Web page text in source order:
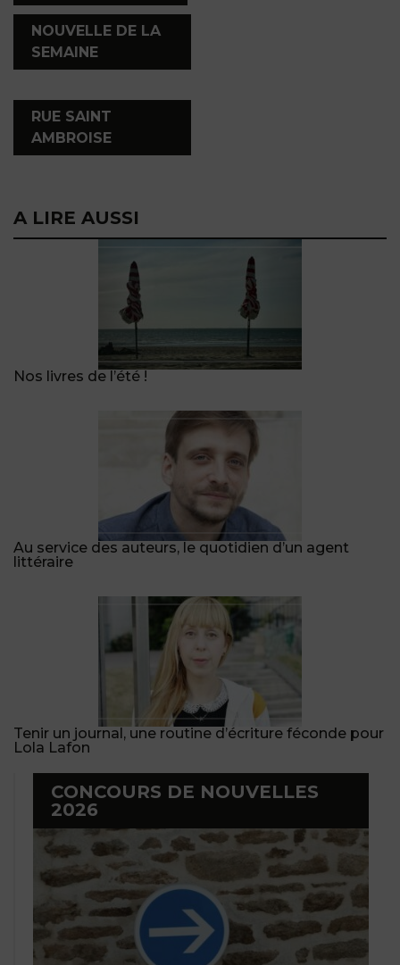
NOUVELLE DE LA
SEMAINE
RUE SAINT
AMBROISE
A LIRE AUSSI
Nos livres de l’été !
Au service des auteurs, le quotidien d’un agent
littéraire
Tenir un journal, une routine d’écriture féconde pour
Lola Lafon
CONCOURS DE NOUVELLES
2026